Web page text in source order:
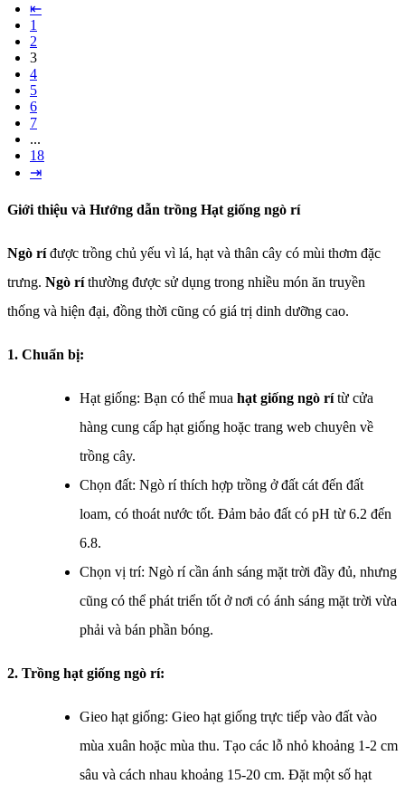
⇤
1
2
3
4
5
6
7
...
18
⇥
Giới thiệu và Hướng dẫn trồng Hạt giống ngò rí
Ngò ríđược trồng chủ yếu vì lá, hạt và thân cây có mùi thơm đặc
trưng. Ngò ríthường được sử dụng trong nhiều món ăn truyền
thống và hiện đại, đồng thời cũng có giá trị dinh dưỡng cao.
1. Chuẩn bị:
Hạt giống: Bạn có thể mua hạt giống ngò rítừ cửa
hàng cung cấp hạt giống hoặc trang web chuyên về
trồng cây.
Chọn đất: Ngò rí thích hợp trồng ở đất cát đến đất
loam, có thoát nước tốt. Đảm bảo đất có pH từ 6.2 đến
6.8.
Chọn vị trí: Ngò rí cần ánh sáng mặt trời đầy đủ, nhưng
cũng có thể phát triển tốt ở nơi có ánh sáng mặt trời vừa
phải và bán phần bóng.
2. Trồng hạt giống ngò rí:
Gieo hạt giống: Gieo hạt giống trực tiếp vào đất vào
mùa xuân hoặc mùa thu. Tạo các lỗ nhỏ khoảng 1-2 cm
sâu và cách nhau khoảng 15-20 cm. Đặt một số hạt